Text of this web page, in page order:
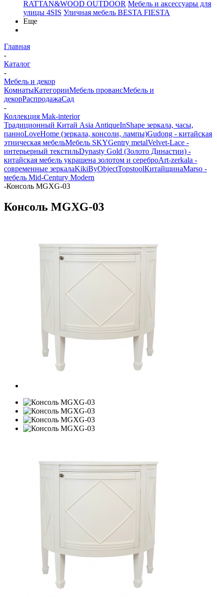
RATTAN&WOOD OUTDOOR Мебель и аксессуары для
улицы 4SIS Уличная мебель BESTA FIESTA
Еще
Главная
-
Каталог
-
Мебель и декор
КомнатыКатегорииМебель провансМебель и
декорРаспродажаСад
-
Коллекция Mak-interior
Традиционный Китай Asia AntiqueInShape зеркала, часы,
панноLoveHome (зеркала, консоли, лампы)Gudong - китайская
этническая мебельМебель SKYGentry metalVelvet-Lace -
интерьерный текстильDynasty Gold (Золото Династии) -
китайская мебель украшена золотом и сереброArt-zerkala -
современные зеркалаKikiByObjectTopstoolКитайщинаMarso -
мебель Mid-Century Modern
-Консоль MGXG-03
Консоль MGXG-03